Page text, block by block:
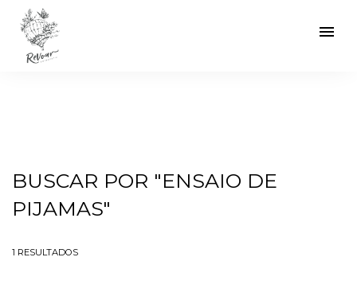
menu
BUSCAR POR "ENSAIO DE
PIJAMAS"
1 RESULTADOS